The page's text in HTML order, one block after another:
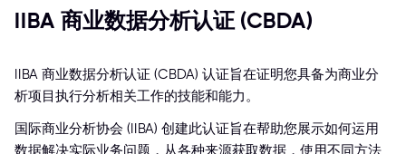
IIBA 商业数据分析认证 (CBDA)
IIBA 商业数据分析认证 (CBDA) 认证旨在证明您具备为商业分
析项目执行分析相关工作的技能和能力。
国际商业分析协会 (IIBA) 创建此认证旨在帮助您展示如何运用
数据解决实际业务问题，从各种来源获取数据，使用不同方法